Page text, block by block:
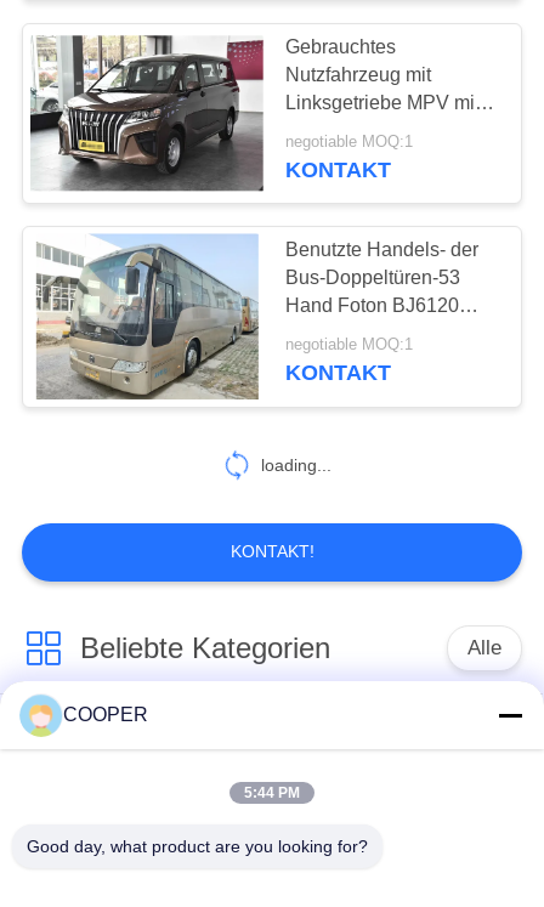
Gebrauchtes
Nutzfahrzeug mit
Linksgetriebe MPV mit
9-Sitzer-Handgetriebe
BAW Van
negotiable MOQ:1
KONTAKT
Benutzte Handels- der
Bus-Doppeltüren-53
Hand Foton BJ6120
Sitz-Yuchai-Maschinen-
330hp zweites
negotiable MOQ:1
KONTAKT
loading...
KONTAKT!
Beliebte Kategorien Alle
Benutzter
Küstenmotorschiff-
Benutzte Yutong-
Benutzter Traktor-
COOPER
5:44 PM
Good day, what product are you looking for?